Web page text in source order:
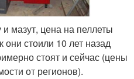
мазут, цена на пеллеты
они стоили 10 лет назад
стоят и сейчас (цены
от регионов).